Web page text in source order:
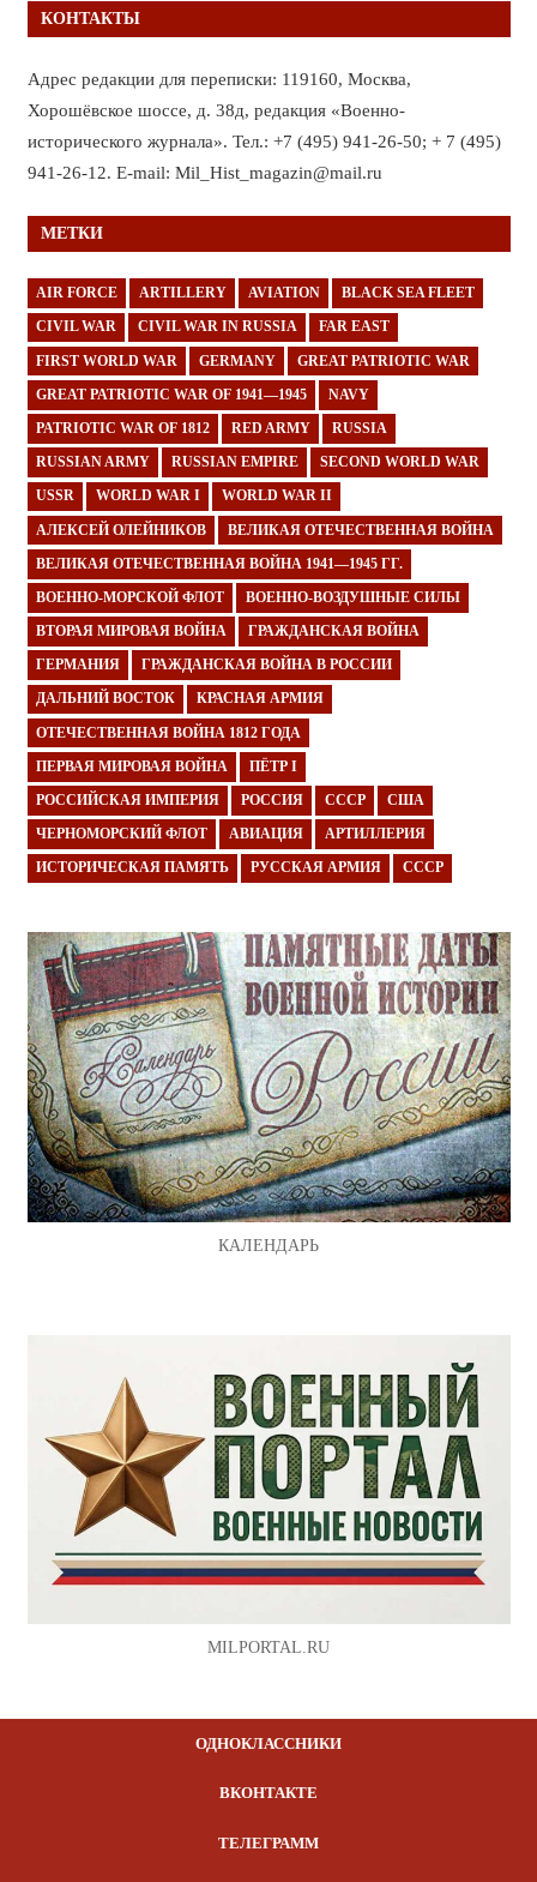
КОНТАКТЫ
Адрес редакции для переписки: 119160, Москва,
Хорошёвское шоссе, д. 38д, редакция «Военно-
исторического журнала». Тел.: +7 (495) 941-26-50; + 7 (495)
941-26-12. E-mail: Mil_Hist_magazin@mail.ru
МЕТКИ
AIR FORCE ARTILLERY AVIATION BLACK SEA FLEET
CIVIL WAR CIVIL WAR IN RUSSIA FAR EAST
FIRST WORLD WAR GERMANY GREAT PATRIOTIC WAR
GREAT PATRIOTIC WAR OF 1941—1945 NAVY
PATRIOTIC WAR OF 1812 RED ARMY RUSSIA
RUSSIAN ARMY RUSSIAN EMPIRE SECOND WORLD WAR
USSR WORLD WAR I WORLD WAR II
АЛЕКСЕЙ ОЛЕЙНИКОВ ВЕЛИКАЯ ОТЕЧЕСТВЕННАЯ ВОЙНА
ВЕЛИКАЯ ОТЕЧЕСТВЕННАЯ ВОЙНА 1941—1945 ГГ.
ВОЕННО-МОРСКОЙ ФЛОТ ВОЕННО-ВОЗДУШНЫЕ СИЛЫ
ВТОРАЯ МИРОВАЯ ВОЙНА ГРАЖДАНСКАЯ ВОЙНА
ГЕРМАНИЯ ГРАЖДАНСКАЯ ВОЙНА В РОССИИ
ДАЛЬНИЙ ВОСТОК КРАСНАЯ АРМИЯ
ОТЕЧЕСТВЕННАЯ ВОЙНА 1812 ГОДА
ПЕРВАЯ МИРОВАЯ ВОЙНА ПЁТР I
РОССИЙСКАЯ ИМПЕРИЯ РОССИЯ СССР США
ЧЕРНОМОРСКИЙ ФЛОТ АВИАЦИЯ АРТИЛЛЕРИЯ
ИСТОРИЧЕСКАЯ ПАМЯТЬ РУССКАЯ АРМИЯ СССР
КАЛЕНДАРЬ
MILPORTAL.RU
ОДНОКЛАССНИКИ
ВКОНТАКТЕ
ТЕЛЕГРАММ